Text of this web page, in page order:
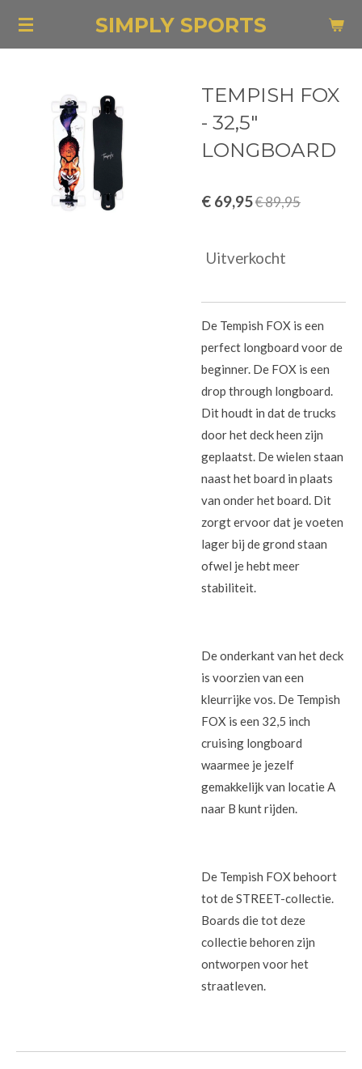
Ga
hoofdinhoud
SIMPLY SPORTS
TEMPISH FOX
- 32,5"
LONGBOARD
€ 69,95€ 89,95
Uitverkocht
De Tempish FOX is een
perfect longboard voor de
beginner. De FOX is een
drop through longboard.
Dit houdt in dat de trucks
door het deck heen zijn
geplaatst. De wielen staan
naast het board in plaats
van onder het board. Dit
zorgt ervoor dat je voeten
lager bij de grond staan
ofwel je hebt meer
stabiliteit.
De onderkant van het deck
is voorzien van een
kleurrijke vos. De Tempish
FOX is een 32,5 inch
cruising longboard
waarmee je jezelf
gemakkelijk van locatie A
naar B kunt rijden.
De Tempish FOX behoort
tot de STREET-collectie.
Boards die tot deze
collectie behoren zijn
ontworpen voor het
straatleven.